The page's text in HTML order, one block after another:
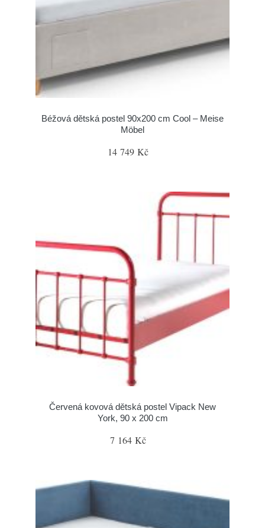
Béžová dětská postel 90x200 cm Cool – Meise
Möbel
14 749 Kč
Červená kovová dětská postel Vipack New
York, 90 x 200 cm
7 164 Kč